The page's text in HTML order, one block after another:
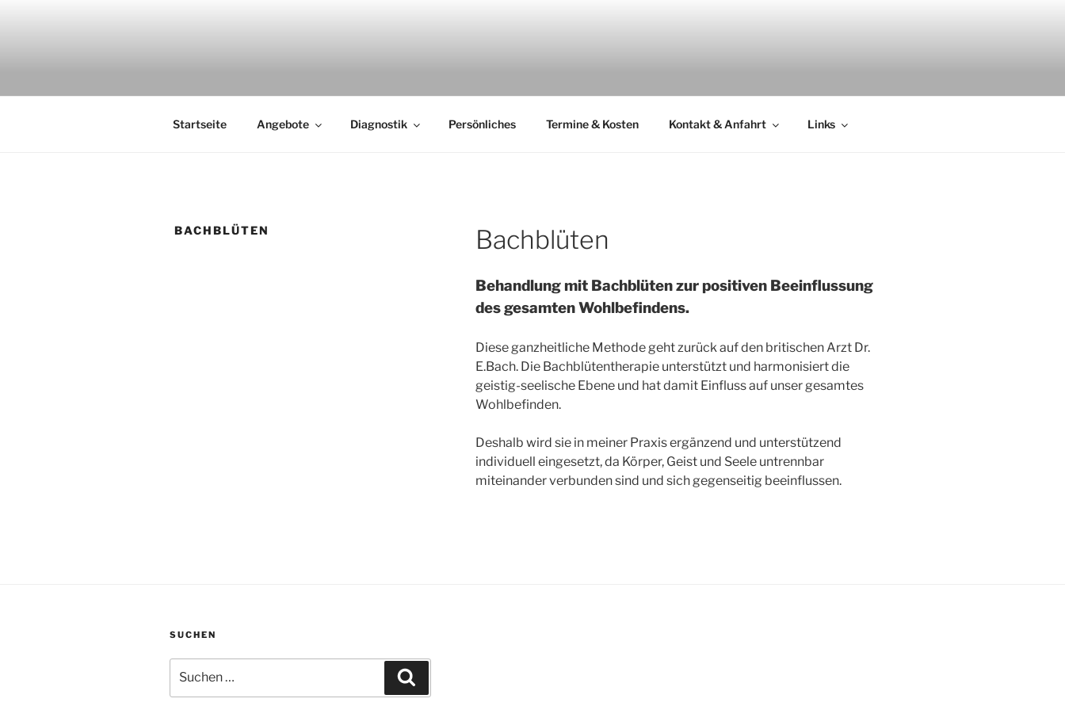
Startseite Angebote Diagnostik Persönliches Termine & Kosten Kontakt & Anfahrt Links
BACHBLÜTEN Bachblüten
Behandlung mit Bachblüten zur positiven Beeinflussung
des gesamten Wohlbefindens.
Diese ganzheitliche Methode geht zurück auf den britischen Arzt Dr.
E.Bach. Die Bachblütentherapie unterstützt und harmonisiert die
geistig-seelische Ebene und hat damit Einfluss auf unser gesamtes
Wohlbefinden.
Deshalb wird sie in meiner Praxis ergänzend und unterstützend
individuell eingesetzt, da Körper, Geist und Seele untrennbar
miteinander verbunden sind und sich gegenseitig beeinflussen.
SUCHEN
nach: